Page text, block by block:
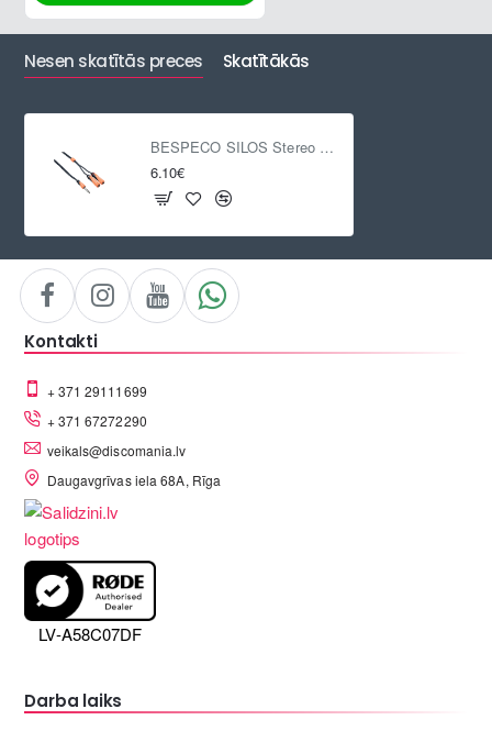
Nesen skatītās preces Skatītākās
BESPECO SILOS Stereo Jack 6.35 mm / 2 x Stereo Jack socket, 0.3m
6.10€
Kontakti
+ 371 29111699
+ 371 67272290
veikals@discomania.lv
Daugavgrīvas iela 68A, Rīga
LV-A58C07DF
Darba laiks